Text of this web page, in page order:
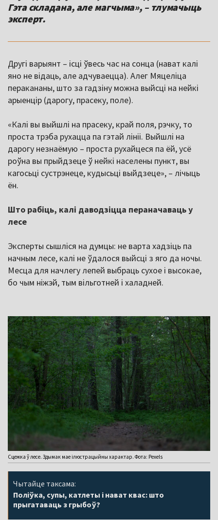
Гэта складана, але магчыма», – тлумачыць
эксперт.
Другі варыянт – ісці ўвесь час на сонца (нават калі
яно не відаць, але адчуваецца). Алег Мяцеліца
перакананы, што за гадзіну можна выйсці на нейкі
арыенцір (дарогу, прасеку, поле).
«Калі вы выйшлі на прасеку, край поля, рэчку, то
проста трэба рухацца па гэтай лініі. Выйшлі на
дарогу незнаёмую – проста рухайцеся па ёй, усё
роўна вы прыйдзеце ў нейкі населены пункт, вы
кагосьці сустрэнеце, кудысьці выйдзеце», – лічыць
ён.
Што рабіць, калі даводзіцца пераначаваць у
лесе
Эксперты сышліся на думцы: не варта хадзіць па
начным лесе, калі не ўдалося выйсці з яго да ночы.
Месца для начлегу лепей выбраць сухое і высокае,
бо чым ніжэй, тым вільготней і халадней.
Сцежка ў лесе. Здымак мае ілюстрацыйны характар. Фота: Pexels
Чытайце таксама:
Поліўка, супы, катлеты і нават квас: што
прыгатаваць з грыбоў?